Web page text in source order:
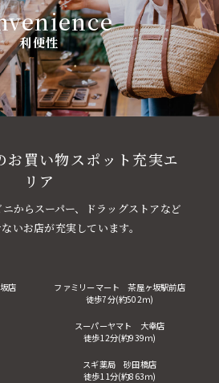
利便性
お買い物スポット充実エ
リア
からスーパー、ドラッグストアなど
いお店が充実しています。
店
ファミリーマート 茶屋ヶ坂駅前店
徒歩7分(約502ｍ)
スーパーヤマト 大幸店
徒歩12分(約939ｍ)
スギ薬局 砂田橋店
徒歩11分(約863ｍ)